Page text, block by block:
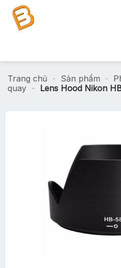
Chuyển
đến
Trang chủ - Sản phẩm -
quay - Lens Hood Nikon